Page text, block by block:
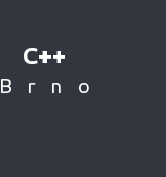
C++
Brno